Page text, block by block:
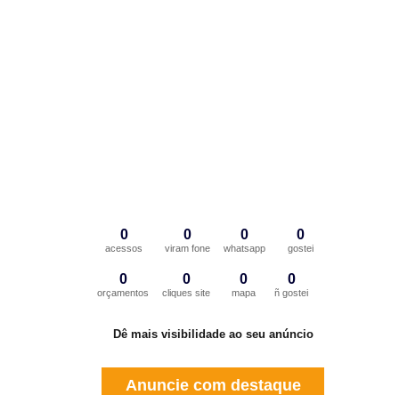
0
acessos
0
viram fone
0
whatsapp
0
gostei
0
orçamentos
0
cliques site
0
mapa
0
ñ gostei
Dê mais visibilidade ao seu anúncio
Anuncie com destaque